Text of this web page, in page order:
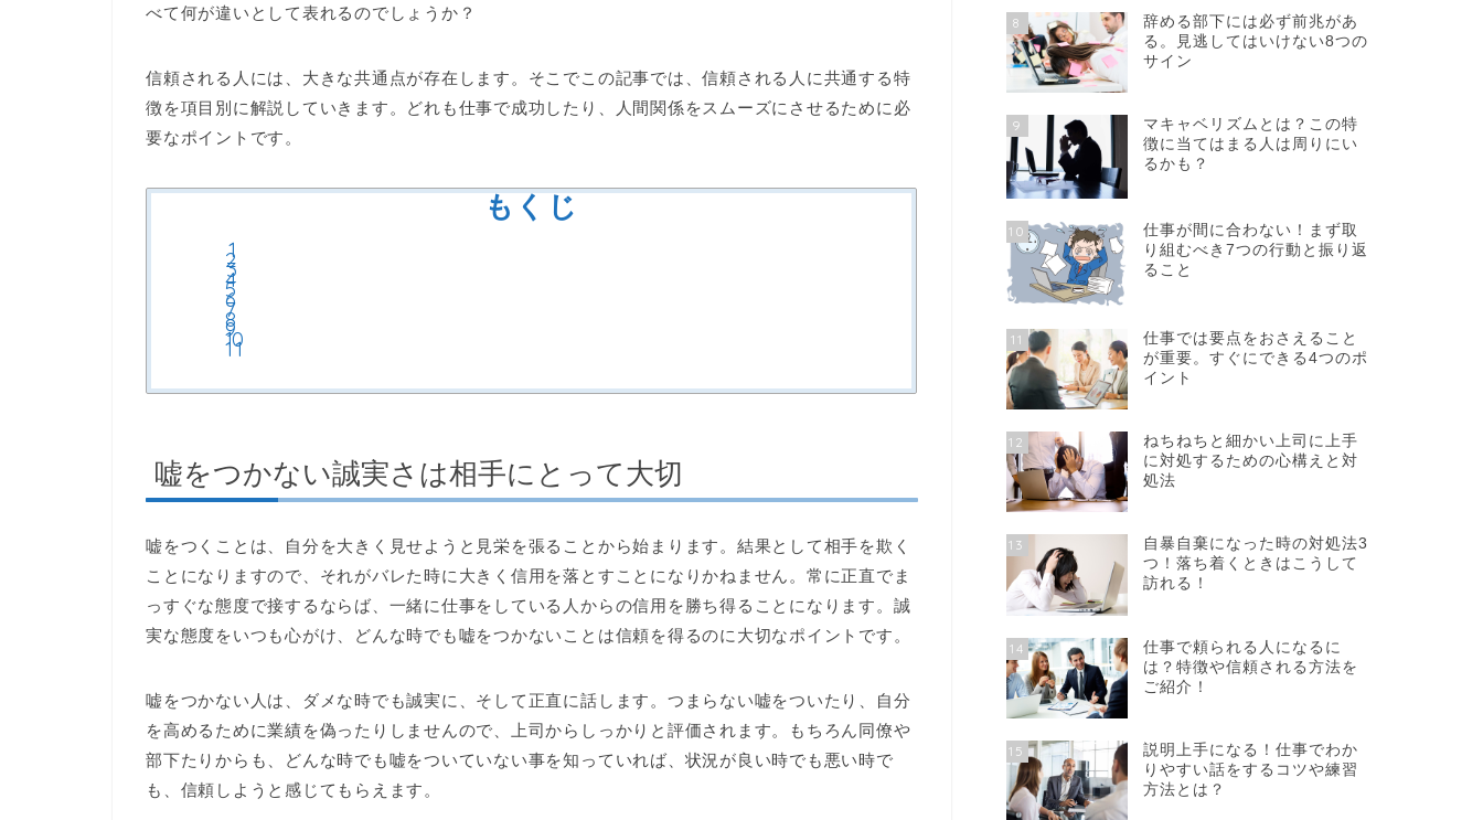
べて何が違いとして表れるのでしょうか？
信頼される人には、大きな共通点が存在します。そこでこの記事では、信頼される人に共通する特
徴を項目別に解説していきます。どれも仕事で成功したり、人間関係をスムーズにさせるために必
要なポイントです。
もくじ
嘘をつかない誠実さは相手にとって大切
嘘をつくことは、自分を大きく見せようと見栄を張ることから始まります。結果として相手を欺く
ことになりますので、それがバレた時に大きく信用を落とすことになりかねません。常に正直でま
っすぐな態度で接するならば、一緒に仕事をしている人からの信用を勝ち得ることになります。誠
実な態度をいつも心がけ、どんな時でも嘘をつかないことは信頼を得るのに大切なポイントです。
嘘をつかない人は、ダメな時でも誠実に、そして正直に話します。つまらない嘘をついたり、自分
を高めるために業績を偽ったりしませんので、上司からしっかりと評価されます。もちろん同僚や
部下たりからも、どんな時でも嘘をついていない事を知っていれば、状況が良い時でも悪い時で
も、信頼しようと感じてもらえます。
8
辞める部下には必ず前兆があ
る。見逃してはいけない8つの
サイン
9
マキャベリズムとは？この特
徴に当てはまる人は周りにい
るかも？
10
仕事が間に合わない！まず取
り組むべき7つの行動と振り返
ること
11
仕事では要点をおさえること
が重要。すぐにできる4つのポ
イント
12
ねちねちと細かい上司に上手
に対処するための心構えと対
処法
13
自暴自棄になった時の対処法3
つ！落ち着くときはこうして
訪れる！
14
仕事で頼られる人になるに
は？特徴や信頼される方法を
ご紹介！
15
説明上手になる！仕事でわか
りやすい話をするコツや練習
方法とは？